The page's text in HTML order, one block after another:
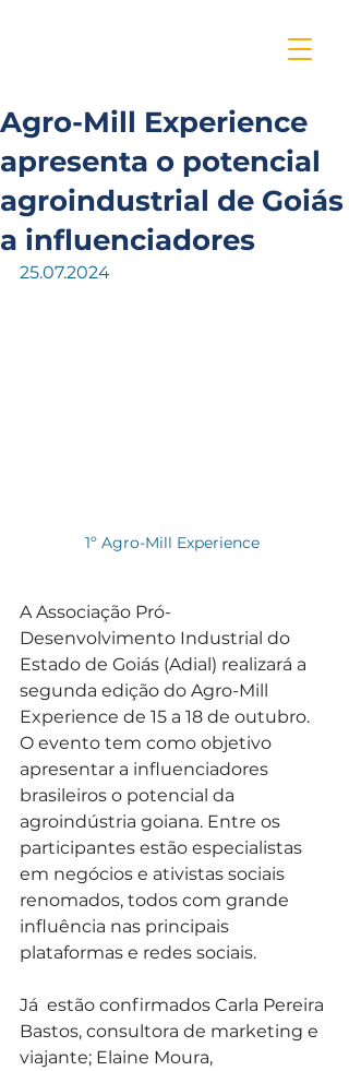
Agro-Mill Experience
apresenta o potencial
agroindustrial de Goiás
a influenciadores
25.07.2024
1º Agro-Mill Experience
A Associação Pró-
Desenvolvimento Industrial do
Estado de Goiás (Adial) realizará a
segunda edição do Agro-Mill
Experience de 15 a 18 de outubro.
O evento tem como objetivo
apresentar a influenciadores
brasileiros o potencial da
agroindústria goiana. Entre os
participantes estão especialistas
em negócios e ativistas sociais
renomados, todos com grande
influência nas principais
plataformas e redes sociais.
Já  estão confirmados Carla Pereira
Bastos, consultora de marketing e
viajante; Elaine Moura,